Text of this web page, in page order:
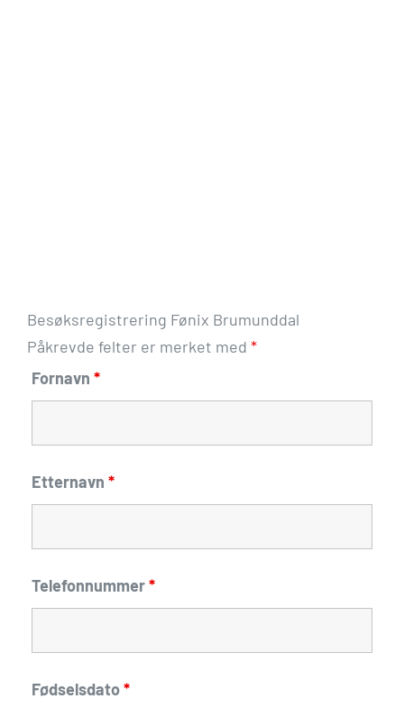
Besøksregistrering Fønix Brumunddal
Påkrevde felter er merket med *
Fornavn *
Etternavn *
Telefonnummer*
Fødselsdato*